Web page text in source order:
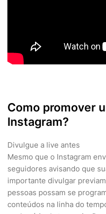
Como promover
Instagram?
Divulgue a live antes
Mesmo que o Instagram
seguidores avisando que
importante divulgar
pessoas possam se
conteúdos na linha do